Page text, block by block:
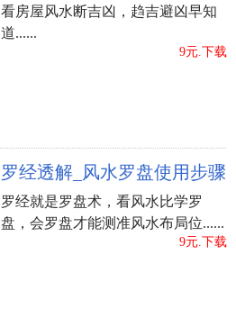
看房屋风水断吉凶，趋吉避凶早知
道......
9元.下载
罗经透解_风水罗盘使用步骤
罗经就是罗盘术，看风水比学罗
盘，会罗盘才能测准风水布局位......
9元.下载